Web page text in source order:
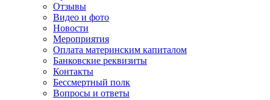
Отзывы
Видео и фото
Новости
Мероприятия
Оплата материнским капиталом
Банковские реквизиты
Контакты
Бессмертный полк
Вопросы и ответы